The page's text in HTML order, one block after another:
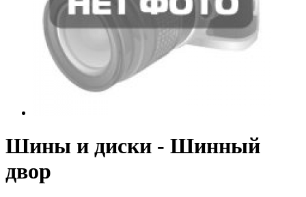
Шины и диски - Шинный
двор